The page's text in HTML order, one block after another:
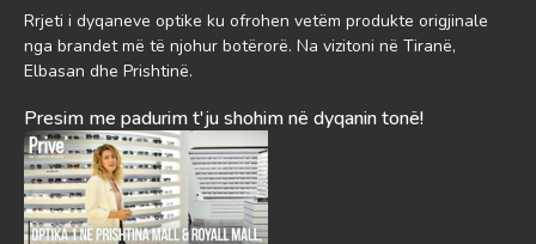
Rrjeti i dyqaneve optike ku ofrohen vetëm produkte origjinale
nga brandet më të njohur botërorë. Na vizitoni në Tiranë,
Elbasan dhe Prishtinë.
Presim me padurim t'ju shohim në dyqanin tonë!